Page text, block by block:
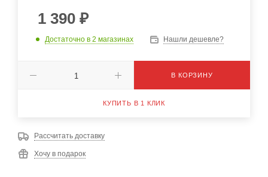
1 390 ₽
Достаточно в 2 магазинах Нашли дешевле?
В КОРЗИНУ
КУПИТЬ В 1 КЛИК
Рассчитать доставку
Хочу в подарок